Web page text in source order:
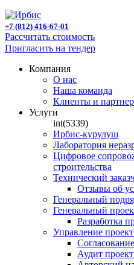
+7 (812) 416-67-01
Рассчитать стоимость
Пригласить на тендер
Компания
О нас
Наша команда
Клиенты и
Услуги
int(5339)
Ирбис-курулуш
Лаборатория
Цифровое
строительства
Технический
Отзывы об
Генеральный
Генеральный
Разработка
Управление
Аудит